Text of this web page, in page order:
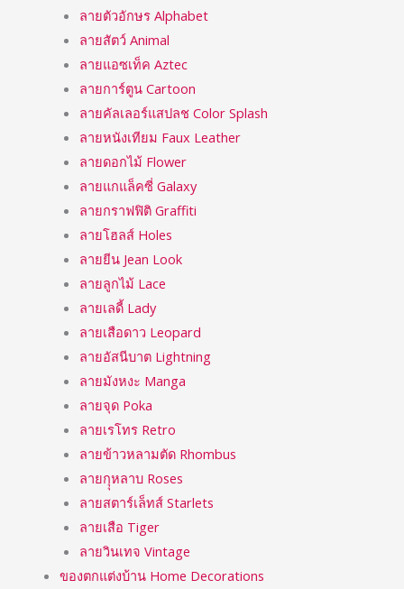
ลายตัวอักษร Alphabet
ลายสัตว์ Animal
ลายแอซเท็ค Aztec
ลายการ์ตูน Cartoon
ลายคัลเลอร์แสปลช Color Splash
ลายหนังเทียม Faux Leather
ลายดอกไม้ Flower
ลายแกแล็คซี่ Galaxy
ลายกราฟฟิติ Graffiti
ลายโฮลส์ Holes
ลายยีน Jean Look
ลายลูกไม้ Lace
ลายเลดี้ Lady
ลายเสือดาว Leopard
ลายอัสนีบาต Lightning
ลายมังหงะ Manga
ลายจุด Poka
ลายเรโทร Retro
ลายข้าวหลามตัด Rhombus
ลายกุุหลาบ Roses
ลายสตาร์เล็ทส์ Starlets
ลายเสือ Tiger
ลายวินเทจ Vintage
ของตกแต่งบ้าน Home Decorations